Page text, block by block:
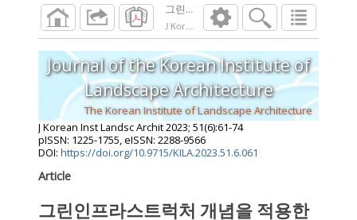
J Korean Inst Landsc Archit 2023; 51
Journal of the Korean Institute of
Landscape Architecture
The Korean Institute of Landscape Architecture
J Korean Inst Landsc Archit2023; 51(6):61-74
pISSN: 1225-1755, eISSN: 2288-9566
DOI: https://doi.org/10.9715/KILA.2023.51.6.061
Article
그린인프라스트럭처 개념을 적용한